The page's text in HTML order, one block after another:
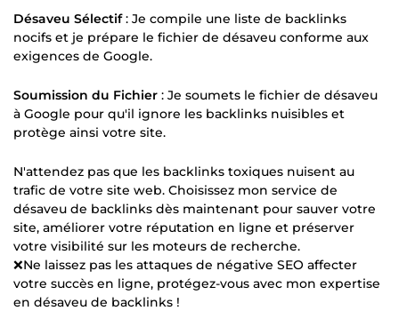
Désaveu Sélectif: Je compile une liste de backlinks
nocifs et je prépare le fichier de désaveu conforme aux
exigences de Google.
Soumission du Fichier : Je soumets le fichier de désaveu
à Google pour qu'il ignore les backlinks nuisibles et
protège ainsi votre site.
N'attendez pas que les backlinks toxiques nuisent au
trafic de votre site web. Choisissez mon service de
désaveu de backlinks dès maintenant pour sauver votre
site, améliorer votre réputation en ligne et préserver
votre visibilité sur les moteurs de recherche.
❌Ne laissez pas les attaques de négative SEO affecter
votre succès en ligne, protégez-vous avec mon expertise
en désaveu de backlinks !